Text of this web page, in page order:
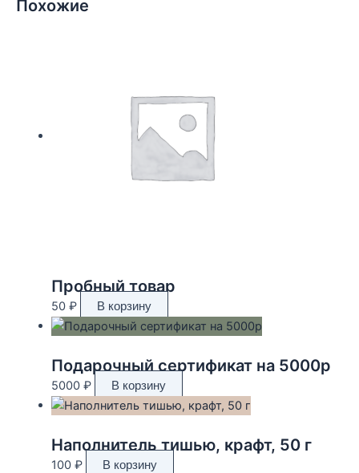
Похожие
Пробный товар
50 ₽ В корзину
Подарочный сертификат на 5000р
5000 ₽ В корзину
Наполнитель тишью, крафт, 50 г
100 ₽ В корзину